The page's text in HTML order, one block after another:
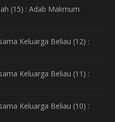
(15) : Adab Makmum